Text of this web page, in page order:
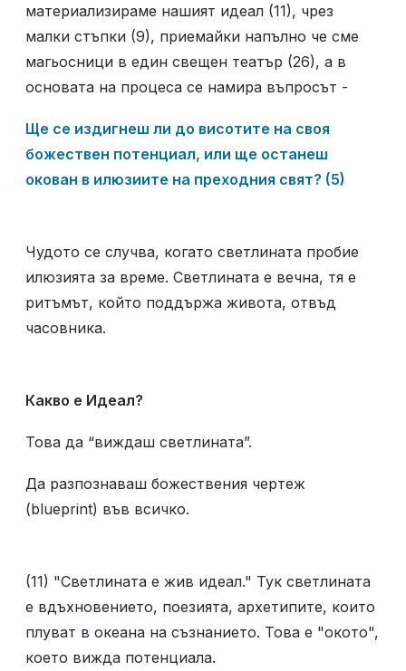
материализираме нашият идеал (11), чрез
малки стъпки (9), приемайки напълно че сме
магьосници в един свещен театър (26), а в
основата на процеса се намира въпросът -
Ще се издигнеш ли до висотите на своя
божествен потенциал, или ще останеш
окован в илюзиите на преходния свят? (5)
Чудото се случва, когато светлината пробие
илюзията за време. Светлината е вечна, тя е
ритъмът, който поддържа живота, отвъд
часовника.
Какво е Идеал?
Това да “виждаш светлината”.
Да разпознаваш божествения чертеж
(blueprint) във всичко.
(11) "Светлината е жив идеал." Тук светлината
е вдъхновението, поезията, архетипите, които
плуват в океана на съзнанието. Това е "окото",
което вижда потенциала.